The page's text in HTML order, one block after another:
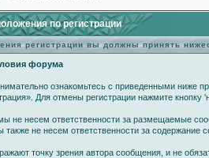
по регистрации
регистрации вы должны принять
форума
ознакомьтесь с приведенными ниже
Для отмены регистрации нажмите кнопку
не несем ответственности за размещаемые
не несем ответственности за содержание
точку зрения автора сообщения, и не